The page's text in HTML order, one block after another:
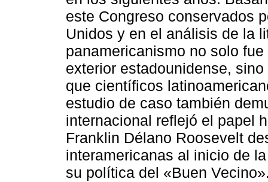
este Congreso conservados
Unidos y en el análisis de la
panamericanismo no solo
exterior estadounidense,
que científicos
estudio de caso también
internacional reflejó el papel
Franklin Délano Roosevelt
interamericanas al inicio de
su política del «Buen